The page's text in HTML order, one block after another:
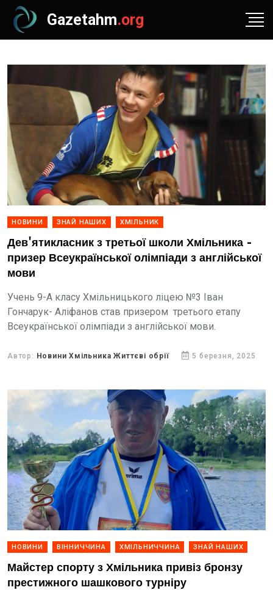
Gazetahm.org
НОВИНИ ЗНАЙ НАШИХ ХМІЛЬНИК
Дев'ятикласник з третьої школи Хмільника -
призер Всеукраїнської олімпіади з англійської
мови
Учень 9-А класу Хмільницького ліцею №3 Іван
Гончарук- Аліфанов став призером третього етапу
Всеукраїнської олімпіади з англійської мови.
Автор: Новини Хмільника Життєві обрії 5 березня, 2025
НОВИНИ ВІННИЧЧИНА ХМІЛЬНИЧЧИНА ЗНАЙ НАШИХ
Майстер спорту з Хмільника привіз бронзу
престижного шашкового турніру